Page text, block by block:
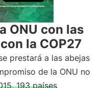
ONU con las
la COP27
prestará a las abejas
de la ONU no
193 países